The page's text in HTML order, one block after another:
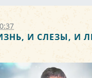
И СЛЕЗЫ, И